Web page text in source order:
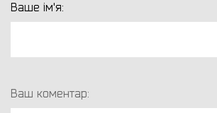
Ваше ім'я:
Ваш коментар: